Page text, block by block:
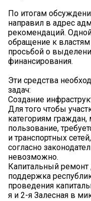
По итогам
направил в адрес
рекомендаций.
обращение к
просьбой о
финансирования.
Эти средства
задач:
Создание
Для того чтобы
категориям
пользование,
и транспортных
согласно
невозможно.
Капитальный
поддержка
проведения
я и 2-я Залесная в